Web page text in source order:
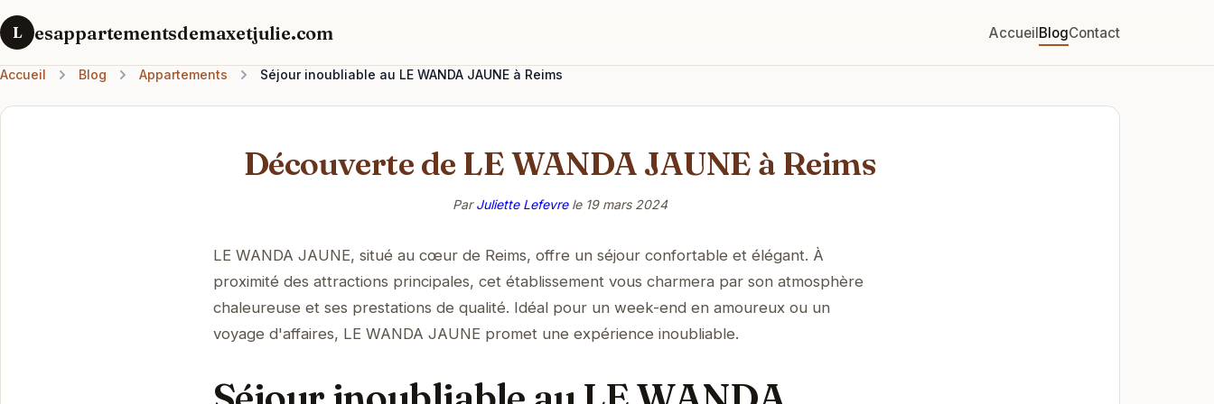
L esappartementsdemaxetjulie.com AccueilBlogContact
Accueil Blog Appartements Séjour inoubliable au LE WANDA JAUNE à Reims
Découverte de LE WANDA JAUNE à Reims
ParJuliette Lefevrele 19 mars 2024
LE WANDA JAUNE, situé au cœur de Reims, offre un séjour confortable et élégant. À
proximité des attractions principales, cet établissement vous charmera par son atmosphère
chaleureuse et ses prestations de qualité. Idéal pour un week-end en amoureux ou un
voyage d'affaires, LE WANDA JAUNE promet une expérience inoubliable.